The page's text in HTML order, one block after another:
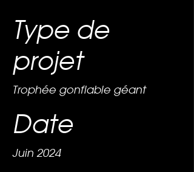
Type de
projet
Trophée gonflable géant
Date
Juin 2024